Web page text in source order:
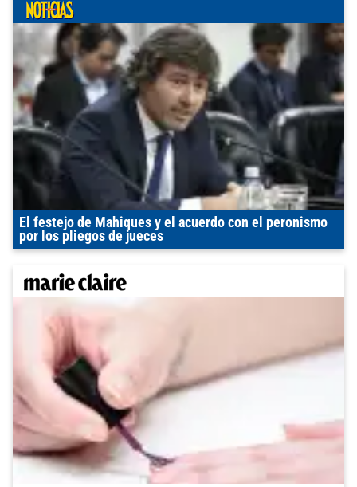
El festejo de Mahiques y el acuerdo con el peronismo
por los pliegos de jueces